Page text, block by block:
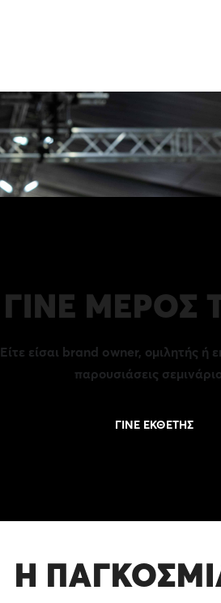
ΓΙΝΕ ΜΕΡΟΣ
Είτε είσαι brand owner, ομιλητής
παρουσιάσεις
ΓΙΝΕ ΕΚΘΕΤΗΣ
Η